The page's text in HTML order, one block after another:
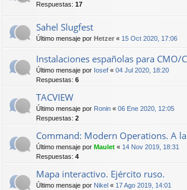
Respuestas: 17
Sahel Slugfest
Último mensaje por Hetzer « 15 Oct 2020, 17:06
Instalaciones españolas para CMO/
Último mensaje por Iosef « 04 Jul 2020, 18:20
Respuestas: 6
TACVIEW
Último mensaje por Ronin « 06 Ene 2020, 12:05
Respuestas: 2
Command: Modern Operations. A
Último mensaje por Maulet « 14 Nov 2019, 18:31
Respuestas: 4
Mapa interactivo. Ejército ruso.
Último mensaje por Nikel « 17 Ago 2019, 14:01